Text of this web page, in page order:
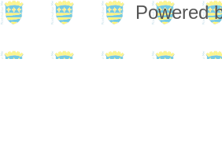
Powered